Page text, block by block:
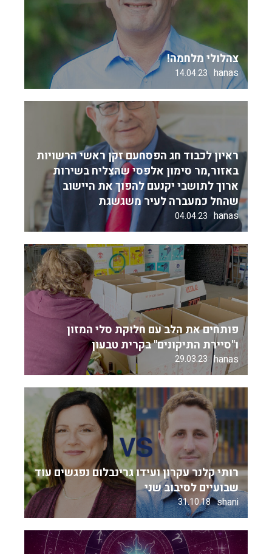
צהלולי מלחמה!
hanas
14.04.23
ראיון לכבוד חג הפסחעם זקן ראשי הרשויות
באזור,מר סימון אלפסי שהצליח בשירות
ארוך לתושבי יקנעם להפוך את היישוב
שהחל כמעברה לעיר משגשגת
hanas
04.04.23
פותחים את הלב עם חלוקת סלי המזון
ו"סיירת התיקונים" בקרית טבעון
hanas
29.03.23
רותי קלנר עקרון ועידו גרינבלום נפגשים עוד
שבועיים לסיבוב שני
shani
31.10.18